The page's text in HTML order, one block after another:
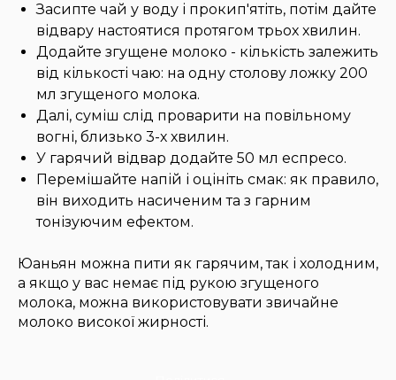
Засипте чай у воду і прокип'ятіть, потім дайте
відвару настоятися протягом трьох хвилин.
Додайте згущене молоко - кількість залежить
від кількості чаю: на одну столову ложку 200
мл згущеного молока.
Далі, суміш слід проварити на повільному
вогні, близько 3-х хвилин.
У гарячий відвар додайте 50 мл еспресо.
Перемішайте напій і оцініть смак: як правило,
він виходить насиченим та з гарним
тонізуючим ефектом.
Юаньян можна пити як гарячим, так і холодним,
а якщо у вас немає під рукою згущеного
молока, можна використовувати звичайне
молоко високої жирності.